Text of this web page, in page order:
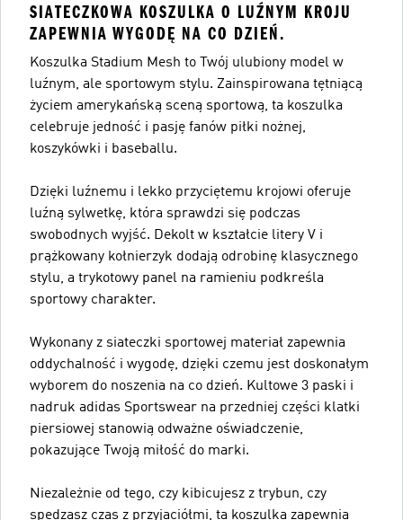
SIATECZKOWA KOSZULKA O LUŹNYM KROJU
ZAPEWNIA WYGODĘ NA CO DZIEŃ.
Koszulka Stadium Mesh to Twój ulubiony model w
luźnym, ale sportowym stylu. Zainspirowana tętniącą
życiem amerykańską sceną sportową, ta koszulka
celebruje jedność i pasję fanów piłki nożnej,
koszykówki i baseballu.
Dzięki luźnemu i lekko przyciętemu krojowi oferuje
luźną sylwetkę, która sprawdzi się podczas
swobodnych wyjść. Dekolt w kształcie litery V i
prążkowany kołnierzyk dodają odrobinę klasycznego
stylu, a trykotowy panel na ramieniu podkreśla
sportowy charakter.
Wykonany z siateczki sportowej materiał zapewnia
oddychalność i wygodę, dzięki czemu jest doskonałym
wyborem do noszenia na co dzień. Kultowe 3 paski i
nadruk adidas Sportswear na przedniej części klatki
piersiowej stanowią odważne oświadczenie,
pokazujące Twoją miłość do marki.
Niezależnie od tego, czy kibicujesz z trybun, czy
spędzasz czas z przyjaciółmi, ta koszulka zapewnia